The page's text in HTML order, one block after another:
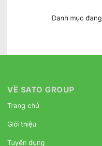
Danh mục
VỀ SATO GROUP
Trang chủ
Giới thiệu
Tuyển dụng